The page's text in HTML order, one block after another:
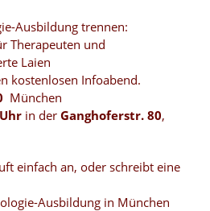
Ausbildung trennen:
Therapeuten und
Laien
kostenlosen Infoabend.
München
in derGanghoferstr. 80,
einfach an, oder schreibt eine
Ausbildung in München